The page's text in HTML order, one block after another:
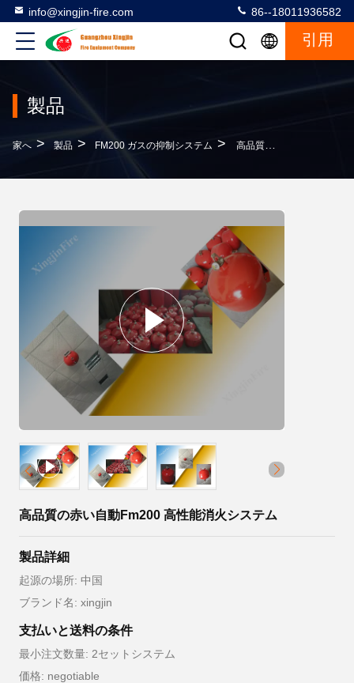
info@xingjin-fire.com 86--18011936582
引用
製品
家へ > 製品 > FM200 ガスの抑制システム > 高品質の赤い自動Fm200 高性能消火システム
高品質の赤い自動Fm200 高性能消火システム
製品詳細
起源の場所: 中国
ブランド名: xingjin
支払いと送料の条件
最小注文数量: 2セットシステム
価格: negotiable